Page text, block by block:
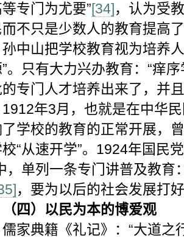
专门为尤要”[34]，认为受
而不只是少数人的教育提高
中山把学校教育视为培养
。只有大力兴办教育：“痒
专门人才培养出来了，并
年3月，也就是在中华民
学校的教育的正常开展，
“从速开学”。1924年国民
，单列一条专门讲普及教育
，要为以后的社会发展打
）以民为本的博爱观
典籍《礼记》：“大道之